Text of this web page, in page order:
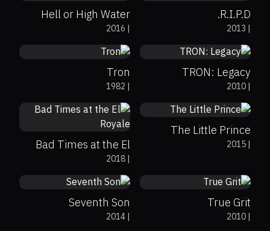
R.I.P.D.
|
2013
Hell or High Water
|
2016
6.8
51%
TRON: Legacy
|
2010
6.7
71%
58%
Tron
|
1982
7.7
93%
70%
The Little Prince
|
2015
7.1
Bad Times at the El
Royale|
2018
7.6
True Grit
|
2010
5.5
11%
30%
Seventh Son
|
2014
7.9
94%
7.6
87%
72%